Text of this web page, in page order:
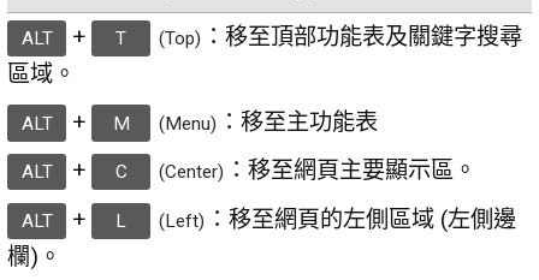
ALT + T (Top) ：移至頂部功能表及關鍵字搜尋
區域。
ALT + M (Menu) ：移至主功能表
ALT + C (Center) ：移至網頁主要顯示區。
ALT + L (Left) ：移至網頁的左側區域 (左側邊
欄)。